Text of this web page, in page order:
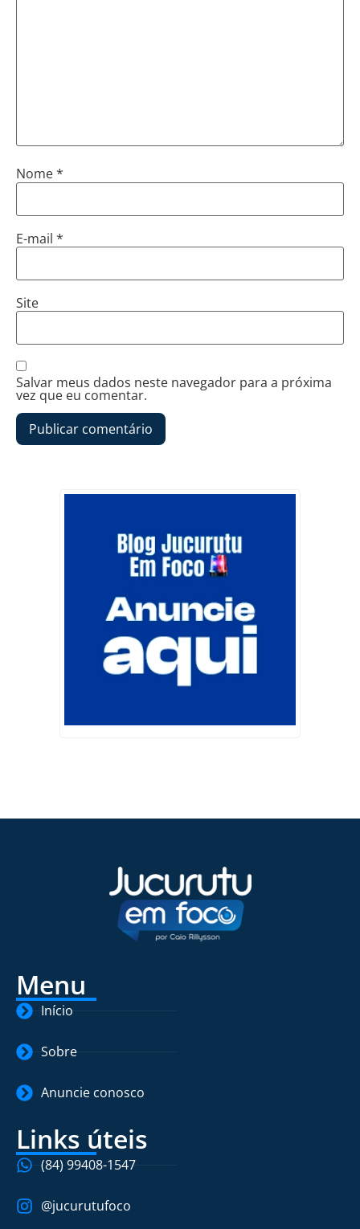
Nome*
E-mail *
Site
Salvar meus dados neste navegador para a próxima
vez que eu comentar.
Menu
Início
Sobre
Anuncie conosco
Links úteis
(84) 99408-1547
@jucurutufoco